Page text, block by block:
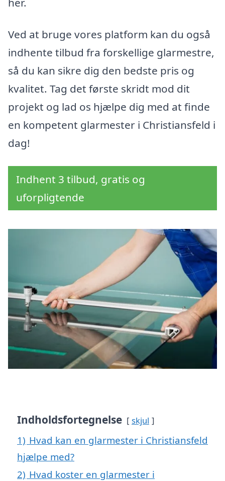
Ved at bruge vores platform kan du også
indhente tilbud fra forskellige glarmestre,
så du kan sikre dig den bedste pris og
kvalitet. Tag det første skridt mod dit
projekt og lad os hjælpe dig med at finde
en kompetent glarmester i Christiansfeld i
dag!
Indhent 3 tilbud, gratis og
uforpligtende
Indholdsfortegnelse skjul
1) Hvad kan en glarmester i Christiansfeld
hjælpe med?
2) Hvad koster en glarmester i